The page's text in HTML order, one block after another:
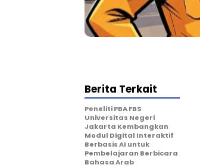
Berita Terkait
Peneliti PBA FBS
Universitas Negeri
Jakarta Kembangkan
Modul Digital Interaktif
Berbasis AI untuk
Pembelajaran Berbicara
Bahasa Arab